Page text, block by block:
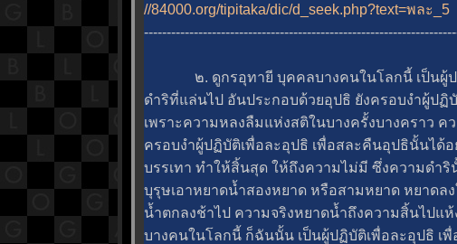
//84000.org/tipitaka/dic/d_seek.php?text=พละ_5
๒. ดูกรอุทายี บุคคลบางคนในโลกนี้ เป็นผู้ปฏิ
ดำริที่แล่นไป อันประกอบด้วยอุปธิ ยังครอบงำผู้ปฏิ
เพราะความหลงลืมแห่งสติในบางครั้งบางคราว
ครอบงำผู้ปฏิบัติเพื่อละอุปธิ เพื่อสละคืนอุปธินั้นได้อ
บรรเทา ทำให้สิ้นสุด ให้ถึงความไม่มี ซึ่งความดำ
บุรุษเอาหยาดน้ำสองหยาด หรือสามหยาด หยาดล
น้ำตกลงช้าไป ความจริงหยาดน้ำถึงความสิ้นไปแ
บางคนในโลกนี้ ก็ฉันนั้น เป็นผู้ปฏิบัติเพื่อละอุปธิ เ